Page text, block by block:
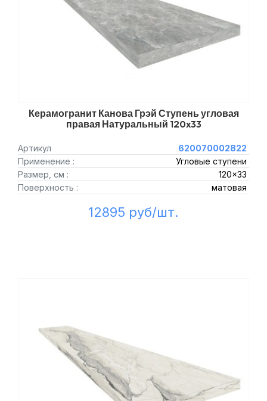
Керамогранит Канова Грэй Ступень угловая
правая Натуральный 120x33
Артикул
620070002822
Применение :
Угловые ступени
Размер, см :
120x33
Поверхность :
матовая
12895 руб/шт.